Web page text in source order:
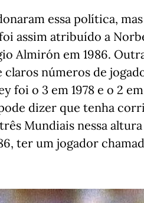
essa política, mas
assim atribuído a
Almirón em 1986.
números de
foi o 3 em 1978 e o 2 em
dizer que tenha
Mundiais nessa altura
ter um jogador